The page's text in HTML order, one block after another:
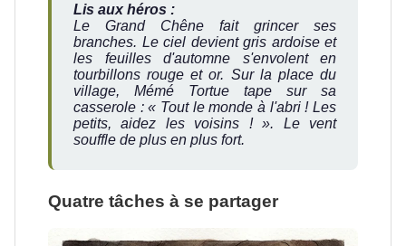
Lis aux héros :
Le Grand Chêne fait grincer ses
branches. Le ciel devient gris ardoise et
les feuilles d'automne s'envolent en
tourbillons rouge et or. Sur la place du
village, Mémé Tortue tape sur sa
casserole :« Tout le monde à l'abri ! Les
petits, aidez les voisins ! ». Le vent
souffle de plus en plus fort.
Quatre tâches à se partager